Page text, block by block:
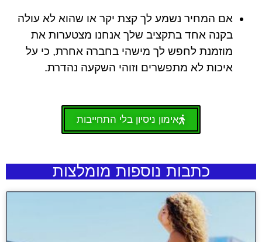
אם המחיר נשמע לך קצת יקר או שהוא לא עולה
בקנה אחד בתקציב שלך אנחנו מצטערות את
מוזמנת לחפש לך מישהי בחברה אחרת, כי על
איכות לא מתפשרים וזוהי השקעה נהדרת.
אימון ניסיון בלי התחייבות
כתבות נוספות מומלצות